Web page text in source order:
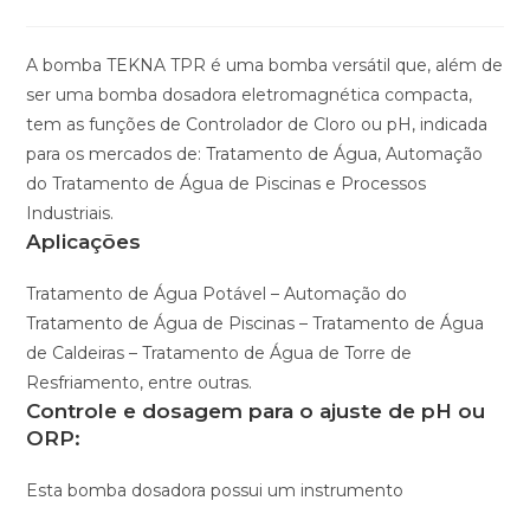
A bomba TEKNA TPR é uma bomba versátil que, além de
ser uma bomba dosadora eletromagnética compacta,
tem as funções de Controlador de Cloro ou pH, indicada
para os mercados de: Tratamento de Água, Automação
do Tratamento de Água de Piscinas e Processos
Industriais.
Aplicações
Tratamento de Água Potável – Automação do
Tratamento de Água de Piscinas – Tratamento de Água
de Caldeiras – Tratamento de Água de Torre de
Resfriamento, entre outras.
Controle e dosagem para o ajuste de pH ou
ORP:
Esta bomba dosadora possui um instrumento